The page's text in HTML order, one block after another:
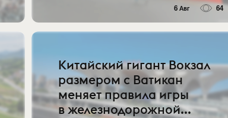
6 Авг 64
Китайский гигант Вокзал
размером с Ватикан
меняет правила игры
в железнодорожной...